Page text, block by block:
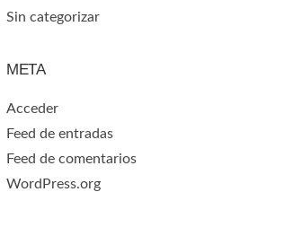
Sin categorizar
META
Acceder
Feed de entradas
Feed de comentarios
WordPress.org